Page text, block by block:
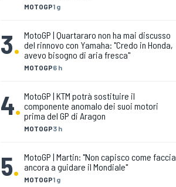
MOTOGP1 g
3.
MOTOGP6 h
MotoGP | Quartararo non ha mai discusso
del rinnovo con Yamaha: "Credo in Honda,
avevo bisogno di aria fresca"
4.
MOTOGP3 h
MotoGP | KTM potrà sostituire il
componente anomalo dei suoi motori
prima del GP di Aragon
5. MOTOGP1 g
MotoGP | Martin: "Non capisco come faccia
ancora a guidare il Mondiale"